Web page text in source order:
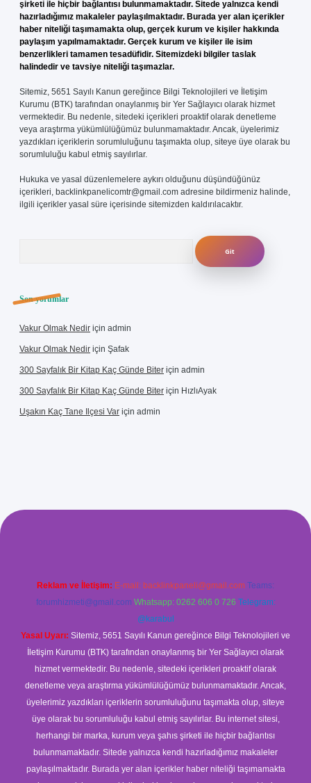
şirketi ile hiçbir bağlantısı bulunmamaktadır. Sitede yalnızca kendi
hazırladığımız makaleler paylaşılmaktadır. Burada yer alan içerikler
haber niteliği taşımamakta olup, gerçek kurum ve kişiler hakkında
paylaşım yapılmamaktadır. Gerçek kurum ve kişiler ile isim
benzerlikleri tamamen tesadüfidir. Sitemizdeki bilgiler taslak
halindedir ve tavsiye niteliği taşımazlar.
Sitemiz, 5651 Sayılı Kanun gereğince Bilgi Teknolojileri ve İletişim
Kurumu (BTK) tarafından onaylanmış bir Yer Sağlayıcı olarak hizmet
vermektedir. Bu nedenle, sitedeki içerikleri proaktif olarak denetleme
veya araştırma yükümlülüğümüz bulunmamaktadır. Ancak, üyelerimiz
yazdıkları içeriklerin sorumluluğunu taşımakta olup, siteye üye olarak bu
sorumluluğu kabul etmiş sayılırlar.
Hukuka ve yasal düzenlemelere aykırı olduğunu düşündüğünüz
içerikleri, backlinkpanelicomtr@gmail.com adresine bildirmeniz halinde,
ilgili içerikler yasal süre içerisinde sitemizden kaldırılacaktır.
Son yorumlar
Vakur Olmak Nedir için admin
Vakur Olmak Nedir için Şafak
300 Sayfalık Bir Kitap Kaç Günde Biter için admin
300 Sayfalık Bir Kitap Kaç Günde Biter için HızlıAyak
Uşakın Kaç Tane Ilçesi Var için admin
Reklam ve İletişim: E-mail: backlinkpaneli@gmail.com Teams:
forumhizmeti@gmail.com Whatsapp: 0262 606 0 726 Telegram:
@karabul
Yasal Uyarı: Sitemiz, 5651 Sayılı Kanun gereğince Bilgi Teknolojileri ve
İletişim Kurumu (BTK) tarafından onaylanmış bir Yer Sağlayıcı olarak
hizmet vermektedir. Bu nedenle, sitedeki içerikleri proaktif olarak
denetleme veya araştırma yükümlülüğümüz bulunmamaktadır. Ancak,
üyelerimiz yazdıkları içeriklerin sorumluluğunu taşımakta olup, siteye
üye olarak bu sorumluluğu kabul etmiş sayılırlar. Bu internet sitesi,
herhangi bir marka, kurum veya şahıs şirketi ile hiçbir bağlantısı
bulunmamaktadır. Sitede yalnızca kendi hazırladığımız makaleler
paylaşılmaktadır. Burada yer alan içerikler haber niteliği taşımamakta